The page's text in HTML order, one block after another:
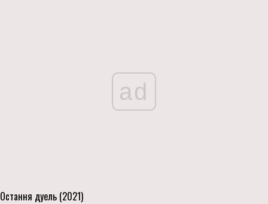
ad
Остання дуель (2021)